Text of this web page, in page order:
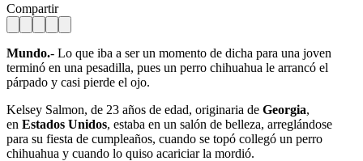
Compartir
Mundo.- Lo que iba a ser un momento de dicha para una joven
terminó en una pesadilla, pues un perro chihuahua le arrancó el
párpado y casi pierde el ojo.
Kelsey Salmon, de 23 años de edad, originaria de Georgia,
en Estados Unidos, estaba en un salón de belleza, arreglándose
para su fiesta de cumpleaños, cuando se topó collegó un perro
chihuahua y cuando lo quiso acariciar la mordió.